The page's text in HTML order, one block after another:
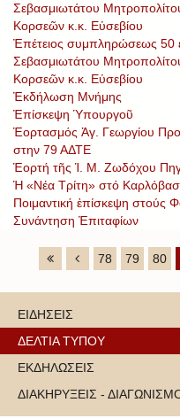
Σεβασμιωτάτου
Κορσεῶν κ.κ. Εὐσεβίου
Ἐπέτειος συμπληρώσεως 50
Σεβασμιωτάτου
Κορσεῶν κ.κ. Εὐσεβίου
Ἐκδήλωση Μνήμης
Ἐπίσκεψη Ὑπουργοῦ
Ἑορτασμός Ἁγ. Γεωργίου
στην 79 ΑΔΤΕ
Ἑορτή τῆς Ἱ. Μ. Ζωδόχου
Ἡ «Νέα Τρίτη» στό
Ποιμαντική ἐπίσκεψη στούς
Συνάντηση Ἐπιταφίων
78 79 80
ΕΙΔΗΣΕΙΣ
ΔΕΛΤΙΑ ΤΥΠΟΥ
ΕΚΔΗΛΩΣΕΙΣ
ΔΙΑΚΗΡΥΞΕΙΣ -